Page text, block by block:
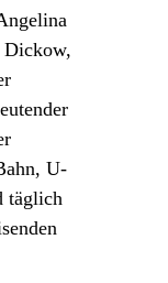
Dickow,
U-
täglich